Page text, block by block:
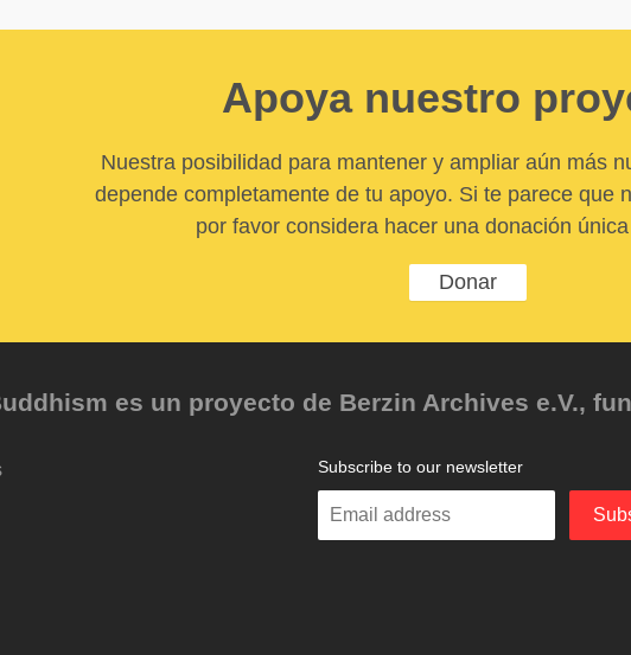
Apoya nuestro
Nuestra posibilidad para mantener y ampliar aún más
depende completamente de tu apoyo. Si te parece que
por favor considera hacer una donación
Donar
es un proyecto de Berzin Archives e.V.,
Subscribe to our newsletter
Enter